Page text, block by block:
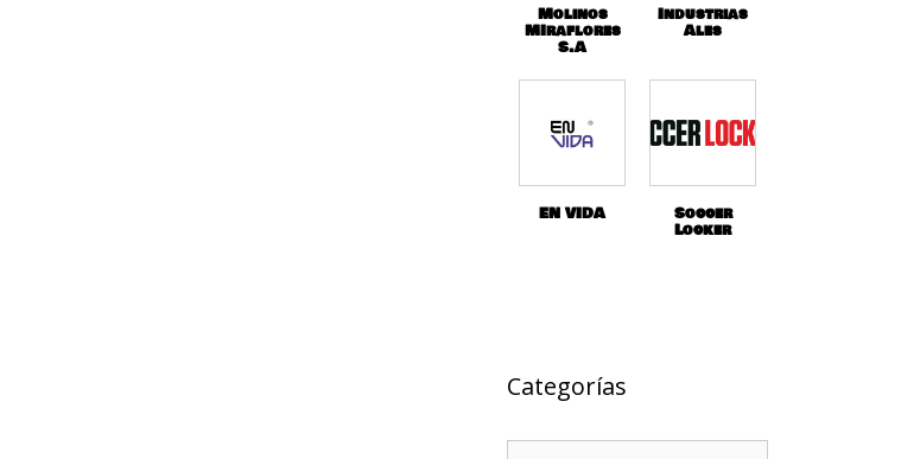
Molinos
MIraflores
S.A
Industrias
Ales
EN VIDA Soccer
Locker
Categorías